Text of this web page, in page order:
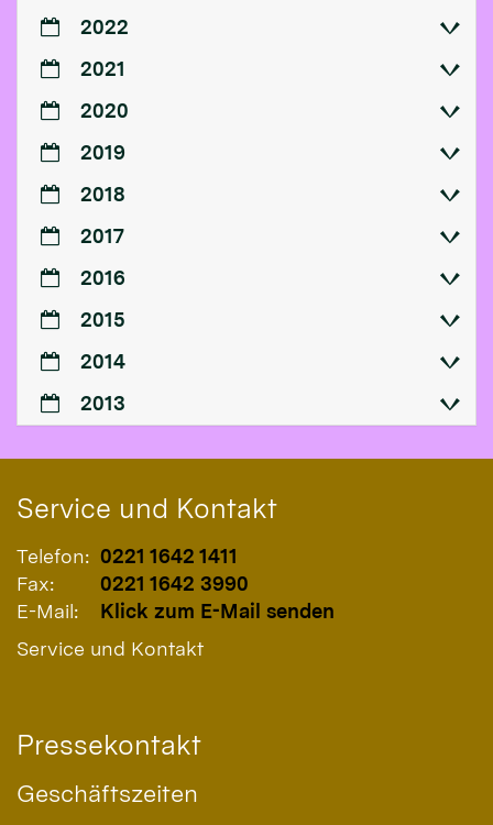
2022
2021
2020
2019
2018
2017
2016
2015
2014
2013
Service und Kontakt
Telefon: 0221 1642 1411
Fax:
0221 1642 3990
E-Mail:
Klick zum E-Mail senden
Service und Kontakt
Pressekontakt
Geschäftszeiten